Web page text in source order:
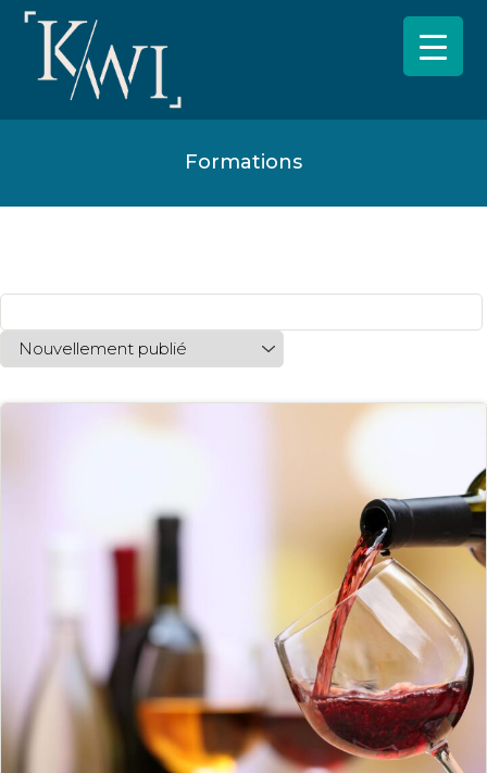
Formations